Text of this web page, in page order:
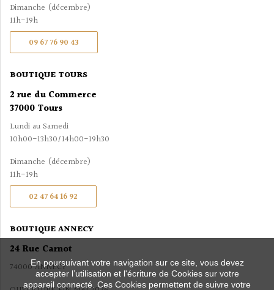
Dimanche (décembre)
11h-19h
09 67 76 90 43
BOUTIQUE TOURS
2 rue du Commerce
37000 Tours
Lundi au Samedi
10h00-13h30/14h00-19h30
Dimanche (décembre)
11h-19h
02 47 64 16 92
BOUTIQUE ANNECY
24 Rue Carnot
74000 ANNECY
En poursuivant votre navigation sur ce site, vous devez
accepter l’utilisation et l'écriture de Cookies sur votre
appareil connecté. Ces Cookies permettent de suivre votre